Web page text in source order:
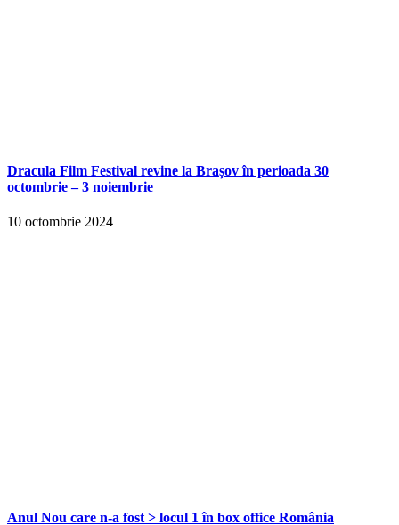
Dracula Film Festival revine la Brașov în perioada 30
octombrie – 3 noiembrie
10 octombrie 2024
Anul Nou care n-a fost > locul 1 în box office România